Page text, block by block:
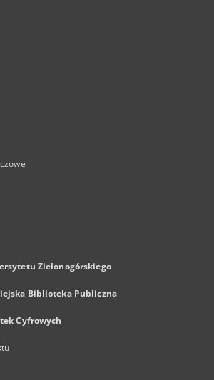
Zielonogórskiego
Biblioteka Publiczna
Cyfrowych